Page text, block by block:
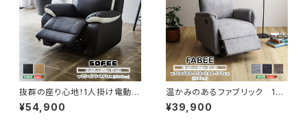
抜群の座り心地！1人掛け電動リ
クライニングソファ SH-24-E
SL-1
¥54,900
温かみのあるファブリック 1人
掛け電動リクライニングソファ
SH-24-ESF-1
¥39,900